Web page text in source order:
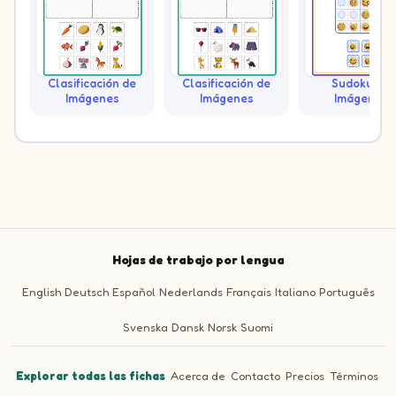
Clasificación de
Imágenes
Clasificación de
Imágenes
Sudoku de
Imágenes
Hojas de trabajo por lengua
English Deutsch Español Nederlands Français Italiano Português
Svenska Dansk Norsk Suomi
Explorar todas las fichas·Acerca de ·Contacto·Precios·Términos·